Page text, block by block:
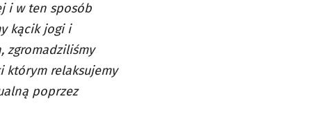
i w ten sposób
kącik jogi i
zgromadziliśmy
którym relaksujemy
poprzez